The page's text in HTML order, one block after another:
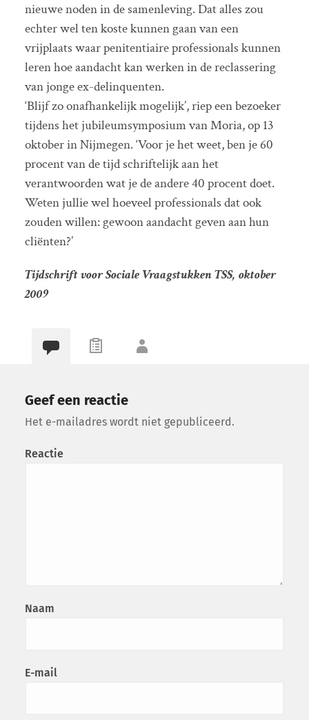
nieuwe noden in de samenleving. Dat alles zou
echter wel ten koste kunnen gaan van een
vrijplaats waar penitentiaire professionals kunnen
leren hoe aandacht kan werken in de reclassering
van jonge ex-delinquenten.
‘Blijf zo onafhankelijk mogelijk’, riep een bezoeker
tijdens het jubileumsymposium van Moria, op 13
oktober in Nijmegen. ‘Voor je het weet, ben je 60
procent van de tijd schriftelijk aan het
verantwoorden wat je de andere 40 procent doet.
Weten jullie wel hoeveel professionals dat ook
zouden willen: gewoon aandacht geven aan hun
cliënten?’
Tijdschrift voor Sociale Vraagstukken TSS, oktober
2009
Geef een reactie
Het e-mailadres wordt niet gepubliceerd.
Reactie
Naam
E-mail